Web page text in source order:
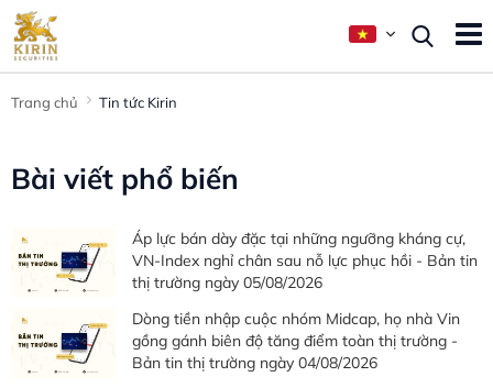
Trang chủ Tin tức Kirin
Bài viết phổ biến
Áp lực bán dày đặc tại những ngưỡng kháng cự,
VN-Index nghỉ chân sau nỗ lực phục hồi - Bản tin
thị trường ngày 05/08/2026
Dòng tiền nhập cuộc nhóm Midcap, họ nhà Vin
gồng gánh biên độ tăng điểm toàn thị trường -
Bản tin thị trường ngày 04/08/2026